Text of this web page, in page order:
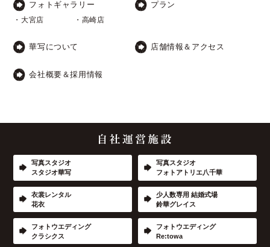
フォトギャラリー
・大宮店 ・高崎店
プラン
華写について 店舗情報＆アクセス
会社概要＆採用情報
写真スタジオ
スタジオ華写
写真スタジオ
フォトアトリエ八千華
衣裳レンタル
花衣
少人数専用 結婚式場
鈴華グレイス
フォトウエディング
クラシクス
フォトウエディング
Re:towa